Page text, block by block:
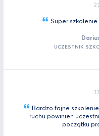
Super
UCZESTNIK
Bardzo fajne
ruchu powinien
początku